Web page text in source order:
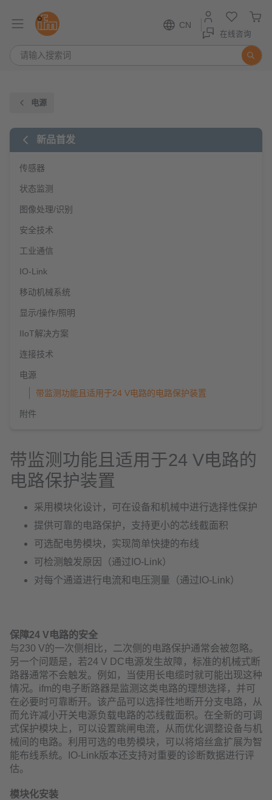
CN
在线咨询
电源
新品首发
传感器
状态监测
图像处理/识别
安全技术
工业通信
IO-Link
移动机械系统
显示/操作/照明
IIoT解决方案
连接技术
电源
带监测功能且适用于24 V电路的电路保护装置
附件
带监测功能且适用于24 V电路的
电路保护装置
采用模块化设计，可在设备和机械中进行选择性保护
提供可靠的电路保护，支持更小的芯线截面积
可选配电势模块，实现简单快捷的布线
可检测触发原因（通过IO-Link）
对每个通道进行电流和电压测量（通过IO-Link）
保障24 V电路的安全
与230 V的一次侧相比，二次侧的电路保护通常会被忽略。
另一个问题是，若24 V DC电源发生故障，标准的机械式断
路器通常不会触发。例如，当使用长电缆时就可能出现这种
情况。ifm的电子断路器是监测这类电路的理想选择，并可
在必要时可靠断开。该产品可以选择性地断开分支电路，从
而允许减小开关电源负载电路的芯线截面积。在全新的可调
式保护模块上，可以设置跳闸电流，从而优化调整设备与机
械间的电路。利用可选的电势模块，可以将熔丝盒扩展为智
能布线系统。IO-Link版本还支持对重要的诊断数据进行评
估。
模块化安装